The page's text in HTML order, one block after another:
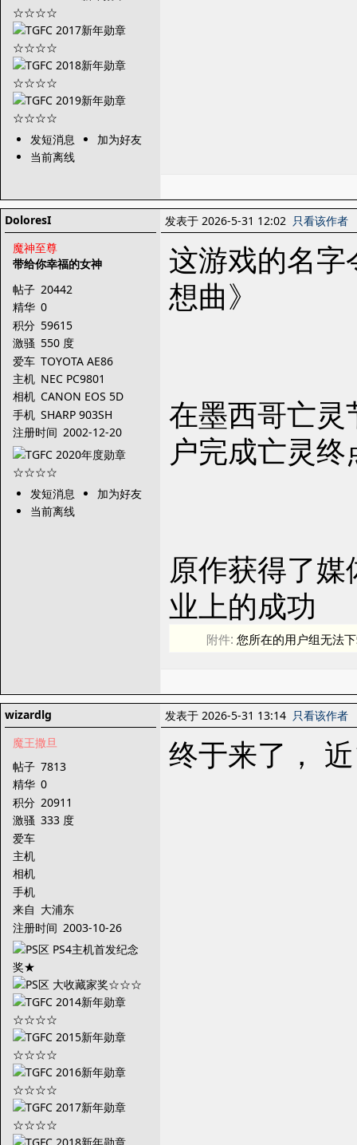
发短消息
加为好友
当前离线
DoloresI
魔神至尊
带给你幸福的女神
帖子 20442
精华 0
积分 59615
激骚 550 度
爱车 TOYOTA AE86
主机 NEC PC9801
相机 CANON EOS 5D
Mark III
手机 SHARP 903SH
注册时间 2002-12-20
发短消息
加为好友
当前离线
发表于 2026-5-31 12:02 只看该作者
这游戏的名
想曲》
在墨西哥亡
户完成亡灵
原作获得了
业上的成功
附件:您所在的用户组无法
wizardlg
魔王撒旦
帖子 7813
精华 0
积分 20911
激骚 333 度
爱车
主机
相机
手机
来自 大浦东
注册时间 2003-10-26
发表于 2026-5-31 13:14 只看该作者
终于来了，